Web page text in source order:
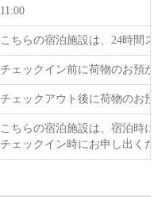
11:00
こちらの宿泊施設は、24時間
チェックイン前に荷物のお預
チェックアウト後に荷物のお
こちらの宿泊施設は、宿泊時
チェックイン時にお申し出く